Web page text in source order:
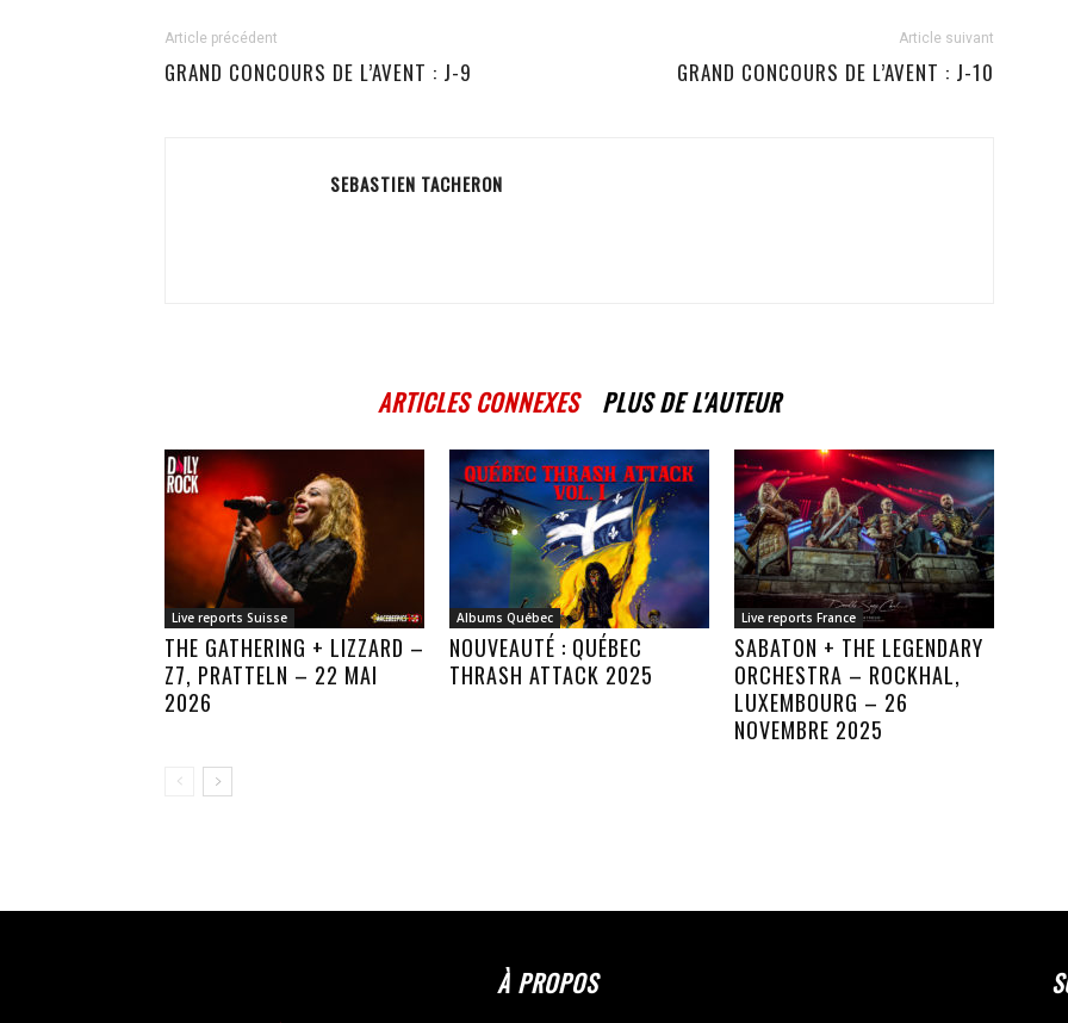
Article précédent
GRAND CONCOURS DE L’AVENT : J-9
Article suivant
GRAND CONCOURS DE L’AVENT : J-10
SEBASTIEN TACHERON
ARTICLES CONNEXES PLUS DE L'AUTEUR
Live reports Suisse
THE GATHERING + LIZZARD –
Z7, PRATTELN – 22 MAI
2026
Albums Québec
NOUVEAUTÉ : QUÉBEC
THRASH ATTACK 2025
Live reports France
SABATON + THE LEGENDARY
ORCHESTRA – ROCKHAL,
LUXEMBOURG – 26
NOVEMBRE 2025
À PROPOS